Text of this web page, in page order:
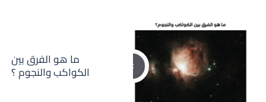
ما هو الفرق بين
الكواكب والنجوم ؟